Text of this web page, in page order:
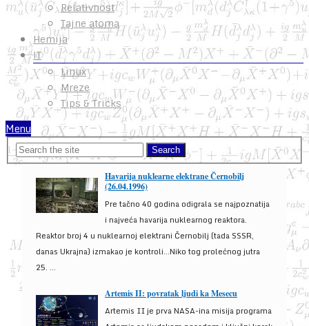
Relativnost
Tajne atoma
Hemija
IT
Linux
Mreze
Tips & Tricks
Menu
Havarija nuklearne elektrane Černobilj
(26.04.1996)
Pre tačno 40 godina odigrala se najpoznatija
i najveća havarija nuklearnog reaktora.
Reaktor broj 4 u nuklearnoj elektrani Černobilj (tada SSSR,
danas Ukrajna) izmakao je kontroli...Niko tog prolećnog jutra
25. ...
Artemis II: povratak ljudi ka Mesecu
Artemis II je prva NASA-ina misija programa